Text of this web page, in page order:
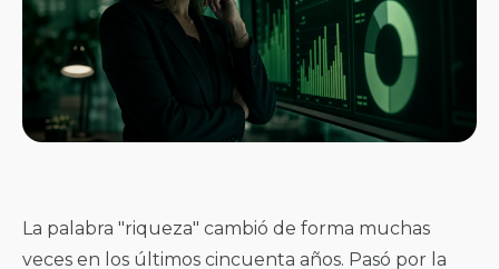
La palabra "riqueza" cambió de forma muchas
veces en los últimos cincuenta años. Pasó por la